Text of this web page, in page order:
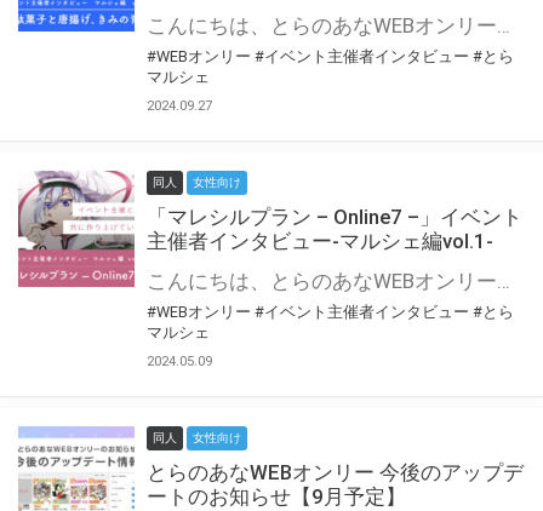
こんにちは、とらのあなWEBオンリー運営スタッフです。 新たにお届けする、イベント主催者インタビュー-マルシェ編-は、 とらのあなWEBオンリー「マルシェ」をご利用の主催様に 「マルシェ」を使ってイベントを開催した感想や心がけをお聞きする企画です。 今回は、WEBオンリー初開催「駄菓子と唐揚げ、きみの青」より、 主催のぎこ六屋様にお話を伺いました。 協力：ぎこ六屋様／イベント公式Twitter（@krkgwks） とらのあなWEBオンリー「マルシェ」とは？ WEBオンリーでリアルタイムでコミュニケーションがとれるオンライン会場です。
#WEBオンリー #イベント主催者インタビュー #とら
マルシェ
2024.09.27
同人 女性向け
「マレシルプラン – Online7 –」イベント
主催者インタビュー-マルシェ編vol.1-
こんにちは、とらのあなWEBオンリー運営スタッフです。 新たにお届けする、イベント主催者インタビュー-マルシェ編-は、 とらのあなWEBオンリー「マルシェ」をご利用した主催様に 「マルシェ」を使って開催した感想や心がけをお聞きする企画です。 今回は、WEBオンリー開催7回目迎えた「マレシルプラン – Online7 –」より、 主催の玉川うた様にお話を伺いました。 ▼マレシルプランのインタビュー前回記事 「イベント主催者インタビュー vol.6」はこちら 協力：玉川うた様（マレシルプラン実行委員会 代表）／イベント公式Twitter（@mallesil_plan） とらのあなWEBオンリー「マルシェ」とは？ WEBオンリーでリアルタイムでコミュニケーションがとれるオンライン会場です。
#WEBオンリー #イベント主催者インタビュー #とら
マルシェ
2024.05.09
同人 女性向け
とらのあなWEBオンリー 今後のアップデ
ートのお知らせ【9月予定】